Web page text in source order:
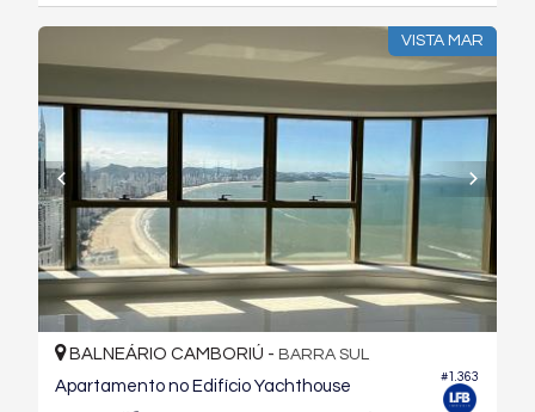
VISTA MAR
#1.363
BALNEÁRIO CAMBORIÚ - BARRA SUL
Apartamento no Edifício Yachthouse